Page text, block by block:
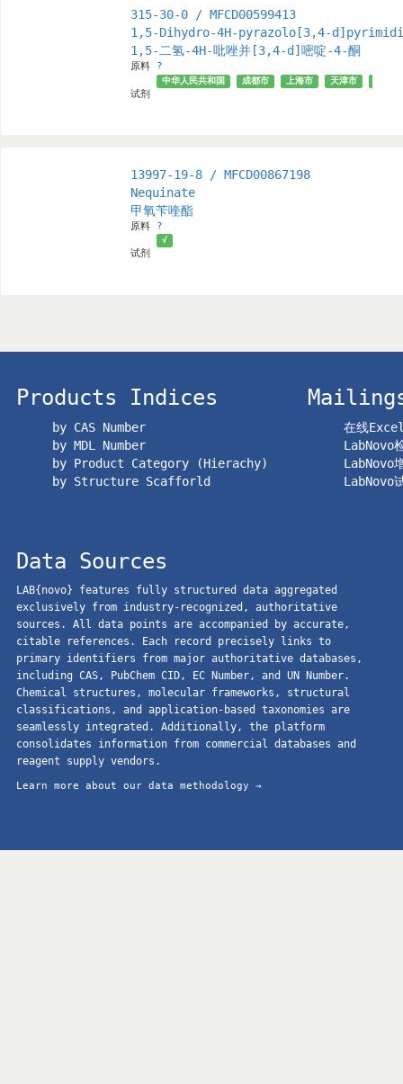
315-30-0 / MFCD00599413
1,5-Dihydro-4H-pyrazolo[3,4-
1,5-二氢-4H-吡唑并[3,4-d]嘧啶-4-酮
原料 ?
试剂
中华人民共和国 成都市 上海市 天津市
13997-19-8 / MFCD00867198
Nequinate
甲氧苄喹酯
原料 ?
试剂
√
Products Indices
by CAS Number
by MDL Number
by Product Category (Hierachy)
by Structure Scafforld
在线
LabNovo
LabNovo
LabNovo
Data Sources
LAB{novo} features fully structured data aggregated
exclusively from industry-recognized, authoritative
sources. All data points are accompanied by accurate,
citable references. Each record precisely links to
primary identifiers from major authoritative databases,
including CAS, PubChem CID, EC Number, and UN Number.
Chemical structures, molecular frameworks, structural
classifications, and application-based taxonomies are
seamlessly integrated. Additionally, the platform
consolidates information from commercial databases and
reagent supply vendors.
Learn more about our data methodology →